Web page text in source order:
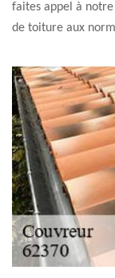
faites appel à
de toiture aux